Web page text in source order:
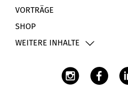
VORTRÄGE
SHOP
WEITERE INHALTE